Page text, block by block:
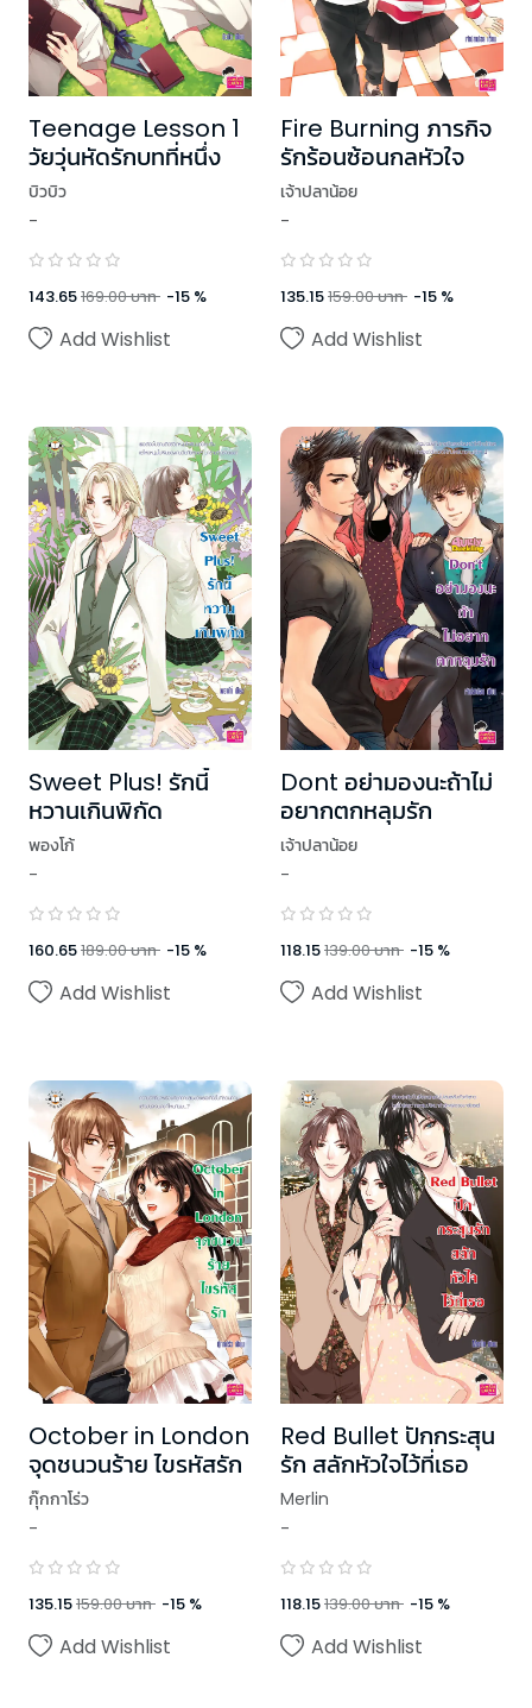
Teenage Lesson 1
วัยวุ่นหัดรักบทที่หนึ่ง
บิวบิว
-
143.65169.00บาท -15 %
Add Wishlist
Fire Burning ภารกิจ
รักร้อนซ้อนกลหัวใจ
เจ้าปลาน้อย
-
135.15159.00บาท -15 %
Add Wishlist
Sweet Plus! รักนี้
หวานเกินพิกัด
พองโก้
-
160.65189.00บาท -15 %
Add Wishlist
Dont อย่ามองนะถ้าไม่
อยากตกหลุมรัก
เจ้าปลาน้อย
-
118.15139.00บาท -15 %
Add Wishlist
October in London
จุดชนวนร้าย ไขรหัสรัก
กุ๊กกาโร่ว
-
135.15159.00บาท -15 %
Add Wishlist
Red Bullet ปักกระสุน
รัก สลักหัวใจไว้ที่เธอ
Merlin
-
118.15139.00บาท -15 %
Add Wishlist